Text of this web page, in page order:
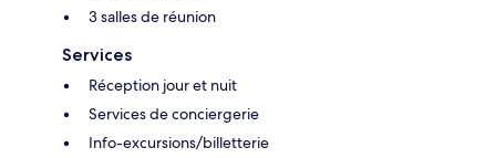
3 salles de réunion
Services
Réception jour et nuit
Services de conciergerie
Info-excursions/billetterie